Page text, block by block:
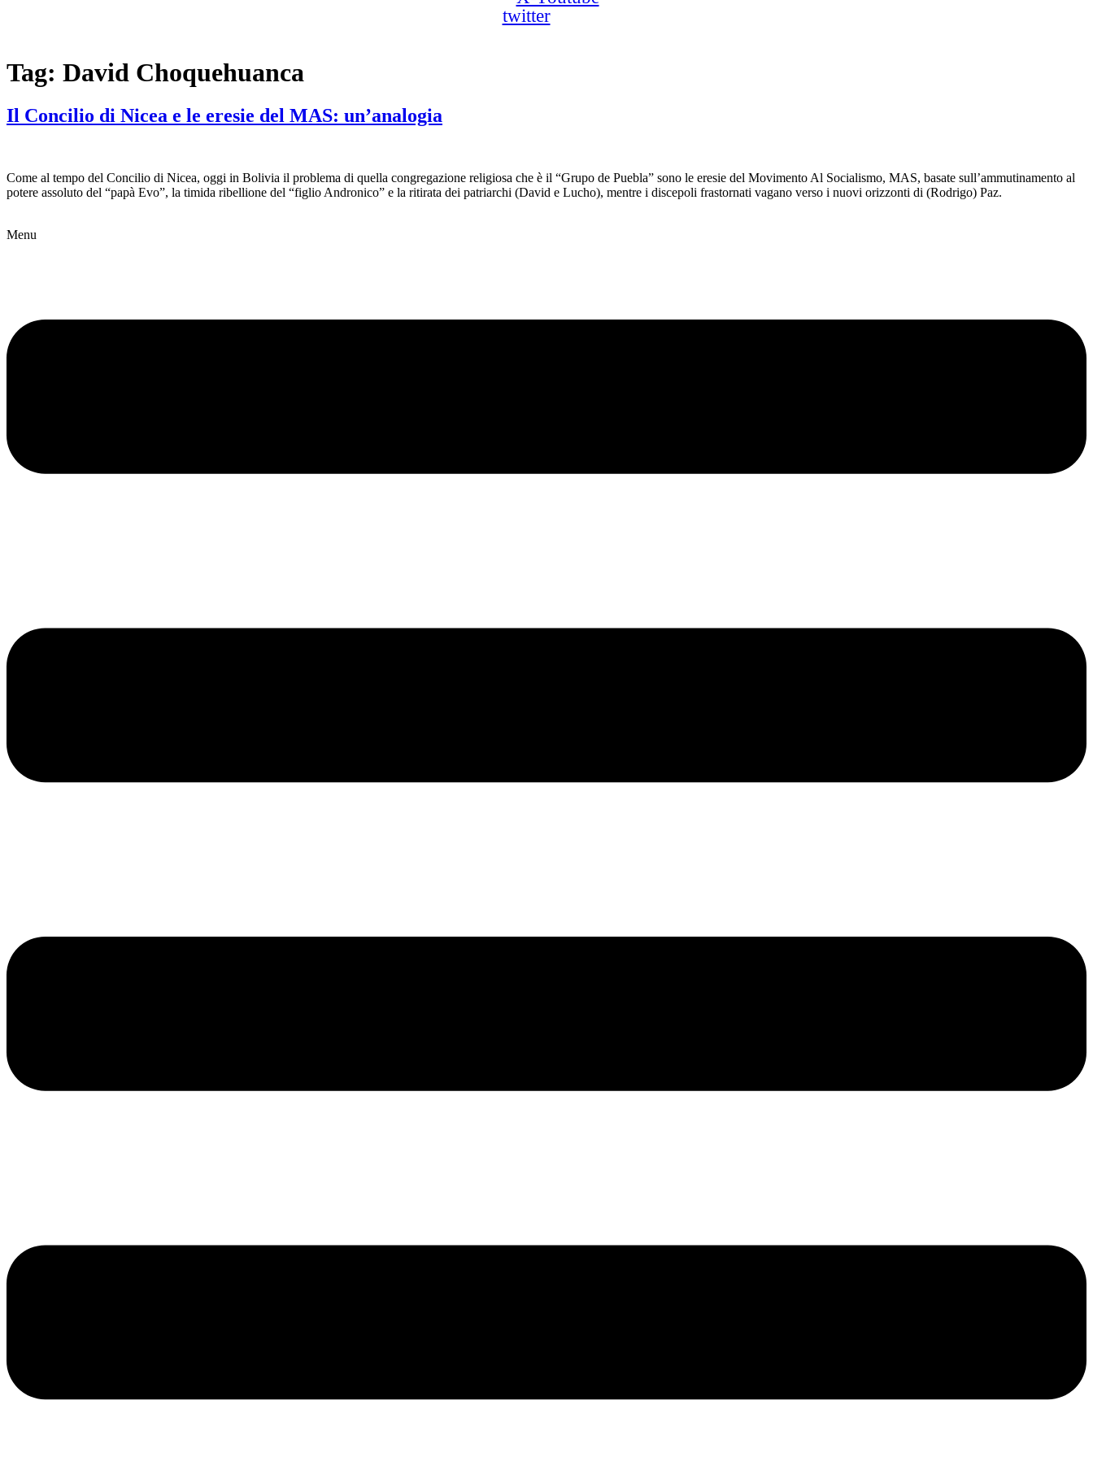
twitter
Tag: David Choquehuanca
Il Concilio di Nicea e le eresie del MAS: un’analogia
Come al tempo del Concilio di Nicea, oggi in Bolivia il problema di quella congregazione religiosa che è il “Grupo de Puebla” sono le eresie del Movimento Al Socialismo, MAS, basate sull’ammutinamento al
potere assoluto del “papà Evo”, la timida ribellione del “figlio Andronico” e la ritirata dei patriarchi (David e Lucho), mentre i discepoli frastornati vagano verso i nuovi orizzonti di (Rodrigo) Paz.
Menu